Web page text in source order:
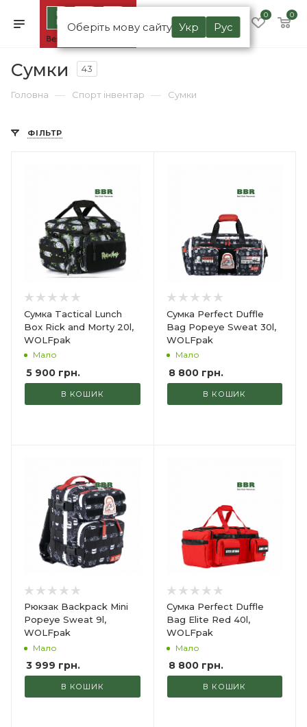
Оберіть мову сайту Укр Рус
0 0
Сумки 43
Головна — Спорт інвентар — Сумки
ФІЛЬТР
Сумка Tactical Lunch
Box Rick and Morty 20l,
WOLFpak
Мало
5 900 грн.
В КОШИК
Сумка Perfect Duffle
Bag Popeye Sweat 30l,
WOLFpak
Мало
8 800грн.
В КОШИК
Рюкзак Backpack Mini
Popeye Sweat 9l,
WOLFpak
Мало
3 999 грн.
В КОШИК
Сумка Perfect Duffle
Bag Elite Red 40l,
WOLFpak
Мало
8 800грн.
В КОШИК